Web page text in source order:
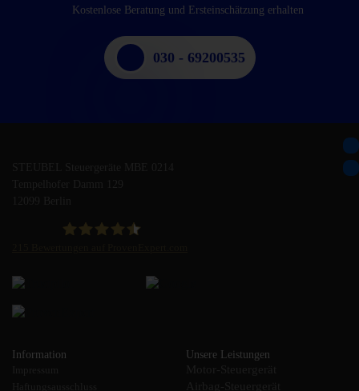
Kostenlose Beratung und Ersteinschätzung erhalten
030 - 69200535
STEUBEL Steuergeräte Annahme Filiale MBE 0214
Information
Unsere Leistungen